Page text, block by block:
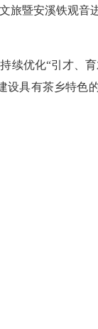
暨安溪铁观音
优化“引才、育
具有茶乡特色